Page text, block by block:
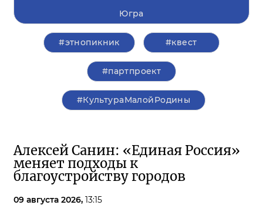
Югра
#этнопикник #квест
#партпроект
#КультураМалойРодины
Алексей Санин: «Единая Россия»
меняет подходы к
благоустройству городов
09 августа 2026, 13:15